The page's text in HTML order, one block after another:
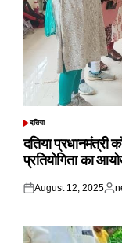
POSTED
दतिया
दतिया
प्रतियोगिता का
Posted
August 12, 2025